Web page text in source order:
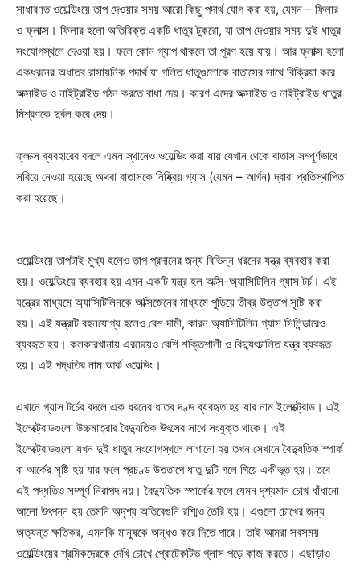
সাধারণত ওয়েল্ডিংয়ে তাপ দেওয়ার সময় আরো কিছু পদার্থ যোগ করা হয়, যেমন – ফিলার
ও ফ্লাক্স। ফিলার হলো অতিরিক্ত একটি ধাতুর টুকরো, যা তাপ দেওয়ার সময় দুই ধাতুর
সংযোগস্থলে দেওয়া হয়। ফলে কোন গ্যাপ থাকলে তা পূরণ হয়ে যায়। আর ফ্লাক্স হলো
একধরনের অধাতব রাসায়নিক পদার্থ যা গলিত ধাতুগুলোকে বাতাসের সাথে বিক্রিয়া করে
অক্সাইড ও নাইট্রাইড গঠন করতে বাধা দেয়। কারণ এদের অক্সাইড ও নাইট্রাইড ধাতুর
মিশ্রণকে দুর্বল করে দেয়।
ফ্লাক্স ব্যবহারের বদলে এমন স্থানেও ওয়েল্ডিং করা যায় যেখান থেকে বাতাস সম্পূর্ণভাবে
সরিয়ে নেওয়া হয়েছে অথবা বাতাসকে নিষ্ক্রিয় গ্যাস (যেমন – আর্গন) দ্বারা প্রতিস্থাপিত
করা হয়েছে।
ওয়েল্ডিংয়ে তাপটাই মুখ্য হলেও তাপ প্রদানের জন্য বিভিন্ন ধরনের যন্ত্র ব্যবহার করা
হয়। ওয়েল্ডিংয়ে ব্যবহার হয় এমন একটি যন্ত্র হল অক্সি-অ্যাসিটিলিন গ্যাস টর্চ। এই
যন্ত্রের মাধ্যমে অ্যাসিটিলিনকে অক্সিজেনের মাধ্যমে পুড়িয়ে তীব্র উত্তাপ সৃষ্টি করা
হয়। এই যন্ত্রটি বহনযোগ্য হলেও বেশ দামী, কারন অ্যাসিটিলিন গ্যাস সিলিন্ডারেও
ব্যবহৃত হয়। কলকারখানায় এরচেয়েও বেশি শক্তিশালী ও বিদ্যুৎচালিত যন্ত্র ব্যবহৃত
হয়। এই পদ্ধতির নাম আর্ক ওয়েল্ডিং।
এখানে গ্যাস টর্চের বদলে এক ধরনের ধাতব দণ্ড ব্যবহৃত হয় যার নাম ইলেক্ট্রোড। এই
ইলেক্ট্রোডগুলো উচ্চমাত্রার বৈদ্যুতিক উৎসের সাথে সংযুক্ত থাকে। এই
ইলেক্ট্রোডগুলো যখন দুই ধাতুর সংযোগস্থলে লাগানো হয় তখন সেখানে বৈদ্যুতিক স্পার্ক
বা আর্কের সৃষ্টি হয় যার ফলে প্রচণ্ড উত্তাপে ধাতু দুটি গলে গিয়ে একীভূত হয়। তবে
এই পদ্ধতিও সম্পূর্ণ নিরাপদ নয়। বৈদ্যুতিক স্পার্কের ফলে যেমন দৃশ্যমান চোখ ধাঁধানো
আলো উৎপন্ন হয় তেমনি অদৃশ্য অতিবেগুনি রশ্মিও তৈরি হয়। এগুলো চোখের জন্য
অত্যন্ত ক্ষতিকর, এমনকি মানুষকে অন্ধও করে দিতে পারে। তাই আমরা সবসময়
ওয়েল্ডিংয়ের শ্রমিকদেরকে দেখি চোখে প্রোটেকটিভ গ্লাস পড়ে কাজ করতে। এছাড়াও